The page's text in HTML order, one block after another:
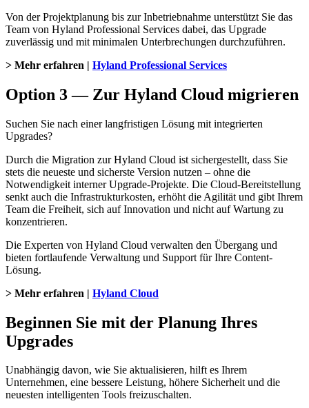
Von der Projektplanung bis zur Inbetriebnahme unterstützt Sie das
Team von Hyland Professional Services dabei, das Upgrade
zuverlässig und mit minimalen Unterbrechungen durchzuführen.
> Mehr erfahren | Hyland Professional Services
Option 3 — Zur Hyland Cloud migrieren
Suchen Sie nach einer langfristigen Lösung mit integrierten
Upgrades?
Durch die Migration zur Hyland Cloud ist sichergestellt, dass Sie
stets die neueste und sicherste Version nutzen – ohne die
Notwendigkeit interner Upgrade-Projekte. Die Cloud-Bereitstellung
senkt auch die Infrastrukturkosten, erhöht die Agilität und gibt Ihrem
Team die Freiheit, sich auf Innovation und nicht auf Wartung zu
konzentrieren.
Die Experten von Hyland Cloud verwalten den Übergang und
bieten fortlaufende Verwaltung und Support für Ihre Content-
Lösung.
> Mehr erfahren | Hyland Cloud
Beginnen Sie mit der Planung Ihres
Upgrades
Unabhängig davon, wie Sie aktualisieren, hilft es Ihrem
Unternehmen, eine bessere Leistung, höhere Sicherheit und die
neuesten intelligenten Tools freizuschalten.